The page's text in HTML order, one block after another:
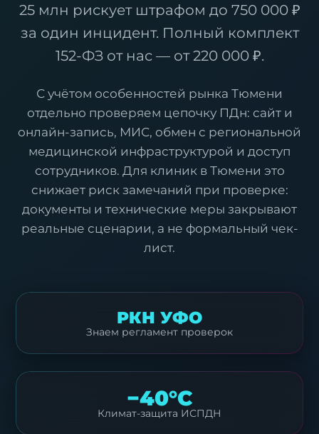
25 млн рискует штрафом до 750 000 ₽
за один инцидент. Полный комплект
152-ФЗ от нас — от 220 000 ₽.
С учётом особенностей рынка Тюмени
отдельно проверяем цепочку ПДн: сайт и
онлайн-запись, МИС, обмен с региональной
медицинской инфраструктурой и доступ
сотрудников. Для клиник в Тюмени это
снижает риск замечаний при проверке:
документы и технические меры закрывают
реальные сценарии, а не формальный чек-
лист.
РКН УФО
Знаем регламент проверок
−40°C
Климат-защита ИСПДН